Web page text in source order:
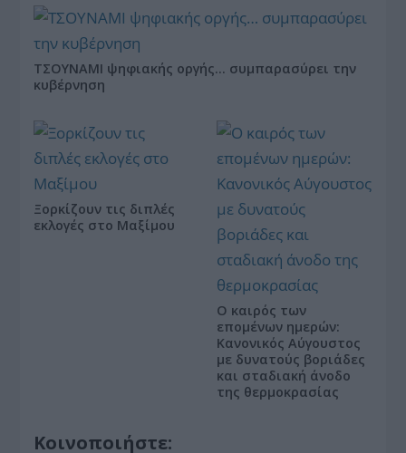
ΤΣΟΥΝΑΜΙ ψηφιακής οργής… συμπαρασύρει την
κυβέρνηση
Ξορκίζουν τις διπλές
εκλογές στο Μαξίμου
Ο καιρός των
επομένων ημερών:
Κανονικός Αύγουστος
με δυνατούς βοριάδες
και σταδιακή άνοδο
της θερμοκρασίας
Κοινοποιήστε: